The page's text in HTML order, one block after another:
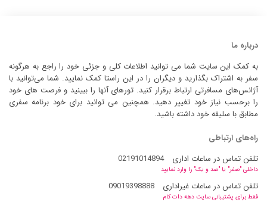
درباره ما
به کمک این سایت شما می توانید اطلاعات کلی و جزئی خود را راجع به هرگونه
سفر به اشتراک بگذارید و دیگران را در این راستا کمک نمایید. شما می‌توانید با
آژانس‌های مسافرتی ارتباط برقرار کنید. تورهای آنها را ببینید و فرصت های خود
را برحسب نیاز خود تغییر دهید. همچنین می توانید برای خود برنامه سفری
مطابق با سلیقه خود داشته باشید.
راه‌های ارتباطی
تلفن تماس در ساعات اداری
02191014894
داخلی "صفر" یا "صد و یک" را وارد نمایید
تلفن تماس در ساعات غیراداری 09019398888
فقط برای پشتیبانی سایت دهه دات کام